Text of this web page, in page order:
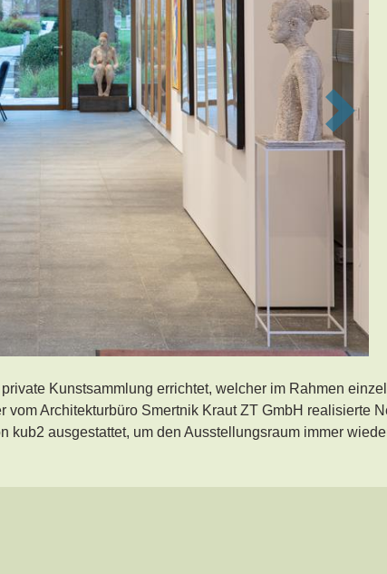
Next
Kunstsammlung errichtet, welcher im Rahmen
Architekturbüro Smertnik Kraut ZT GmbH realisierte
ausgestattet, um den Ausstellungsraum immer